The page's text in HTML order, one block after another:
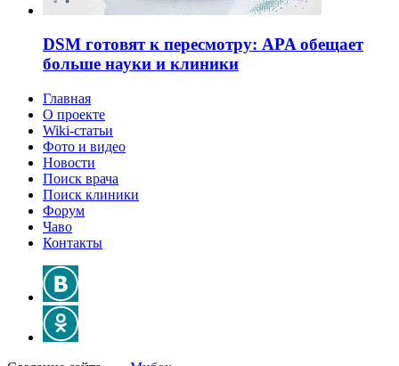
DSM готовят к пересмотру: APA обещает
больше науки и клиники
Главная
О проекте
Wiki-статьи
Фото и видео
Новости
Поиск врача
Поиск клиники
Форум
Чаво
Контакты